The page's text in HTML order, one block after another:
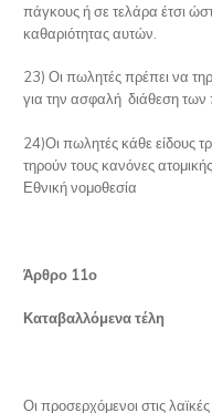
πάγκους ή σε τελάρα έτσι
καθαριότητας αυτών.
23) Οι πωλητές πρέπει να
για την ασφαλή διάθεση των
24)Οι πωλητές κάθε είδους
τηρούν τους κανόνες
Εθνική νομοθεσία
Άρθρο 11ο
Καταβαλλόμενα τέλη
Οι προσερχόμενοι στις